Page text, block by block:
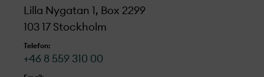
Lilla Nygatan 1, Box 2299
103 17 Stockholm
Telefon:
+46 8 559 310 00